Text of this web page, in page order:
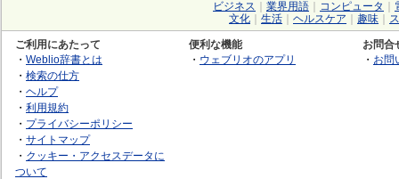
ビジネス 業界用語 コンピュータ
文化
生活 ヘルスケア 趣味
ご利用にあたって
・ Weblio辞書とは
・ 検索の仕方
・ ヘルプ
・ 利用規約
・ プライバシーポリシー
・ サイトマップ
・ クッキー・アクセスデータに
ついて
便利な機能
・ ウェブリオのアプリ
お問合
・ お問